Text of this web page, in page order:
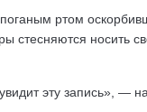
ртом
носить
эту запись», —